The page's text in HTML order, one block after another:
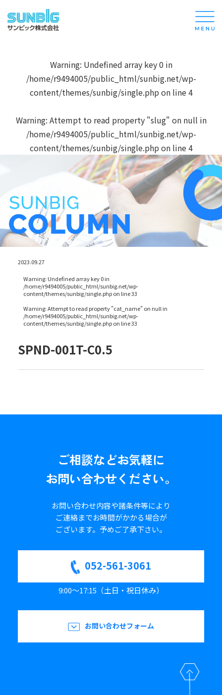
Warning: Undefined array key 0 in
/home/r9494005/public_html/sunbig.net/wp-
content/themes/sunbig/single.phpon line4
Warning: Attempt to read property "slug" on null in
/home/r9494005/public_html/sunbig.net/wp-
content/themes/sunbig/single.phpon line4
2023.09.27
Warning: Undefined array key 0 in
/home/r9494005/public_html/sunbig.net/wp-
content/themes/sunbig/single.phpon line33
Warning: Attempt to read property "cat_name" on null in
/home/r9494005/public_html/sunbig.net/wp-
content/themes/sunbig/single.phpon line33
SPND-001T-C0.5
ご相談などお気軽に
お問い合わせください。
お問い合わせ内容や諸条件等により
ご連絡までお時間がかかる場合が
ございます。 予めご了承下さい。
052-561-3061
9:00～17:15（土日・祝日休み）
お問い合わせフォーム